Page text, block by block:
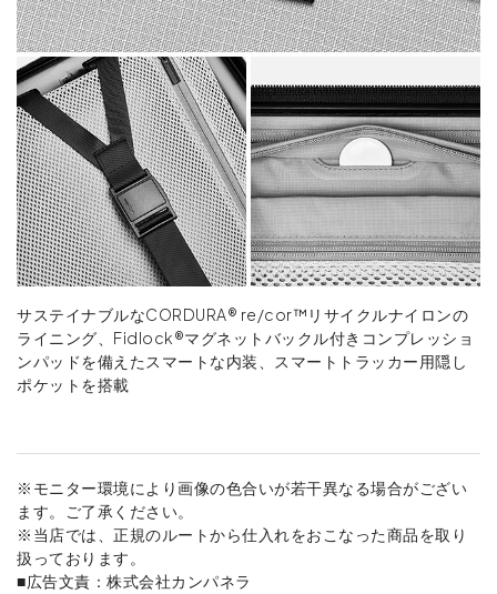
サステイナブルなCORDURA® re/cor™リサイクルナイロンの
ライニング、Fidlock®マグネットバックル付きコンプレッショ
ンパッドを備えたスマートな内装、スマートトラッカー用隠し
ポケットを搭載
※モニター環境により画像の色合いが若干異なる場合がござい
ます。ご了承ください。
※当店では、正規のルートから仕入れをおこなった商品を取り
扱っております。
■広告文責：株式会社カンパネラ